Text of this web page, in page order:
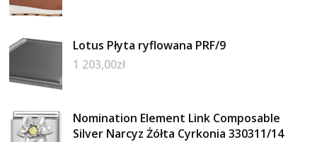
Lotus Płyta ryflowana PRF/9
1 203,00zł
Nomination Element Link Composable
Silver Narcyz Żółta Cyrkonia 330311/14